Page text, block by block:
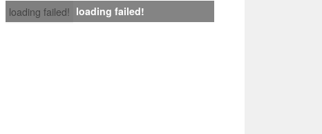
loading failed! loading failed!